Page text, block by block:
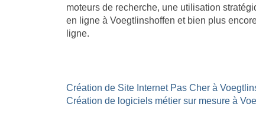
moteurs de recherche, une utilisation
en ligne à Voegtlinshoffen et bien plus
ligne.
Création de Site Internet Pas Cher à
Création de logiciels métier sur mesure à